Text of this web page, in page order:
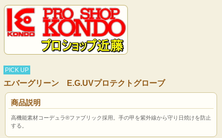
PICK UP
エバーグリーン E.G.UVプロテクトグローブ
商品説明
高機能素材コーデュラ®ファブリック採用。手の甲を紫外線から守り日焼けを防止
する。